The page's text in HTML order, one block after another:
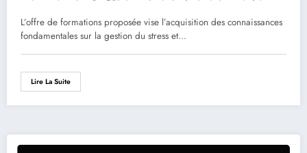
L’offre de formations proposée vise l’acquisition des connaissances
fondamentales sur la gestion du stress et…
Lire La Suite